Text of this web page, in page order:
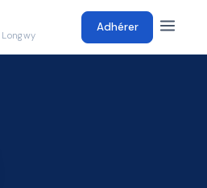
Longwy
Adhérer